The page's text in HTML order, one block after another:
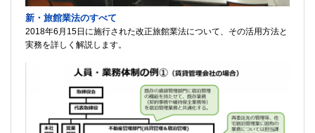
新・旅館業法のすべて
2018年6月15日に施行された改正旅館業法について、その活用方法と
実務を詳しく解説します。